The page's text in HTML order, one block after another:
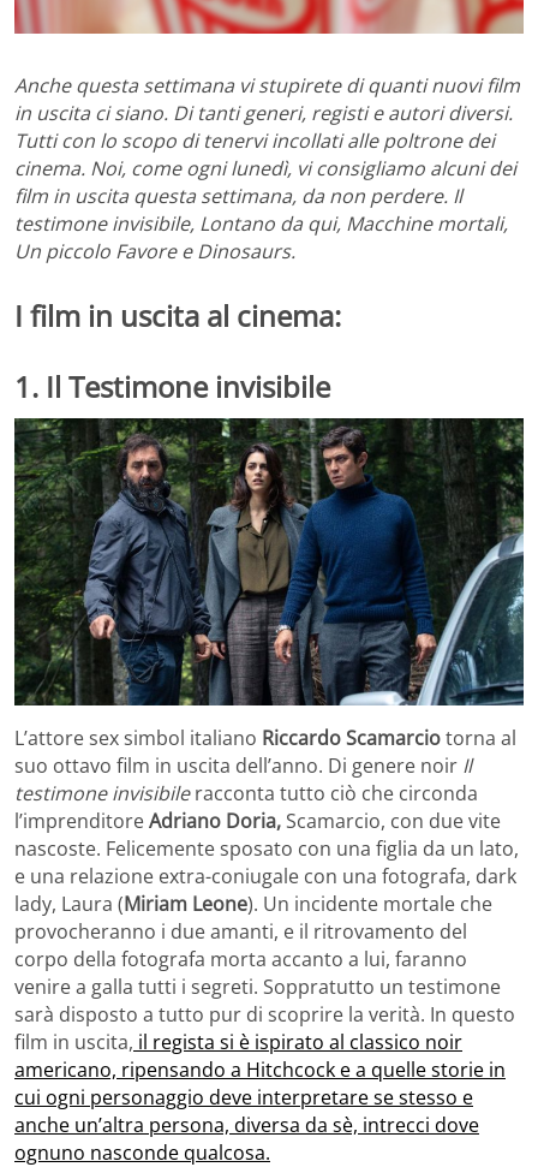
Anche questa settimana vi stupirete di quanti nuovi film
in uscita ci siano. Di tanti generi, registi e autori diversi.
Tutti con lo scopo di tenervi incollati alle poltrone dei
cinema. Noi, come ogni lunedì, vi consigliamo alcuni dei
film in uscita questa settimana, da non perdere. Il
testimone invisibile, Lontano da qui, Macchine mortali,
Un piccolo Favore e Dinosaurs.
I film in uscita al cinema:
1. Il Testimone invisibile
L’attore sex simbol italiano Riccardo Scamarciotorna al
suo ottavo film in uscita dell’anno. Di genere noir Il
testimone invisibileracconta tutto ciò che circonda
l’imprenditoreAdriano Doria,Scamarcio, con due vite
nascoste. Felicemente sposato con una figlia da un lato,
e una relazione extra-coniugale con una fotografa, dark
lady, Laura (Miriam Leone). Un incidente mortale che
provocheranno i due amanti, e il ritrovamento del
corpo della fotografa morta accanto a lui, faranno
venire a galla tutti i segreti. Soppratutto un testimone
sarà disposto a tutto pur di scoprire la verità. In questo
film in uscita, il regista si è ispirato al classico noir
americano, ripensando a Hitchcock e a quelle storie in
cui ogni personaggio deve interpretare se stesso e
anche un’altra persona, diversa da sè, intrecci dove
ognuno nasconde qualcosa.